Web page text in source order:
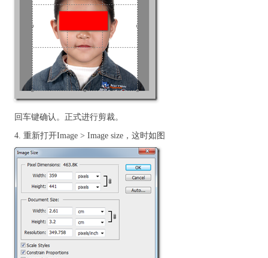
回车键确认。正式进行剪裁。
4. 重新打开Image > Image size，这时如图